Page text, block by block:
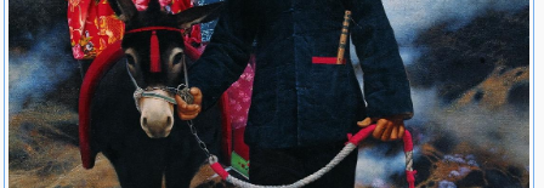
17岁进入山东省美术学校。
曾任教于山东艺术学校美术科。
1978年考入中央美术学院油画系，毕业后留校任教。